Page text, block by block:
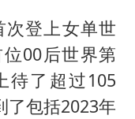
次登上女单世
00后世界第
待了超过105
了包括2023年